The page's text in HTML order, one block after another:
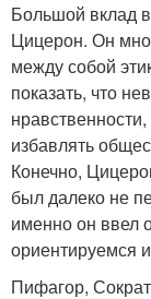
Большой вклад
Цицерон. Он
между собой
показать, что
избавлять
Конечно,
был далеко не
именно он ввел
ориентируемся
Пифагор,